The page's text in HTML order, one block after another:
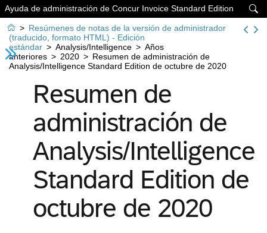

Ayuda de administración de Concur Invoice Standard Edition
 > Resúmenes de notas de la versión de administrador
(traducido, formato HTML) - Edición
estándar > Analysis/Intelligence > Años
anteriores > 2020 > Resumen de administración de
Analysis/Intelligence Standard Edition de octubre de 2020
Resumen de
administración de
Analysis/Intelligence
Standard Edition de
octubre de 2020